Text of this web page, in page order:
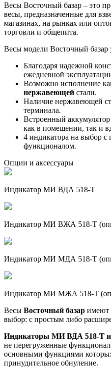
Весы Восточный базар – это
весы, предназначенные для
магазинах, на рынках или
торговли и общепита.
Весы модели Восточный базар
Благодаря надежной
ежедневной
Возможно исполнение
нержавеющей стали.
Наличие нержавеющей
терминала.
Встроенный аккумулятор
как в помещении, так и
4 индикатора на выбор
функционалом.
Опции и аксессуары
Индикатор МИ ВДА 518-Т
Индикатор МИ ВЖА 518-Т
Индикатор МИ МДА 518-Т
Индикатор МИ МЖА 518-Т
Весы Восточный базар имеют
выбор: с простым либо
Индикаторы МИ ВДА 518-Т
не перегруженные
основными функциями
принудительное обнуление.